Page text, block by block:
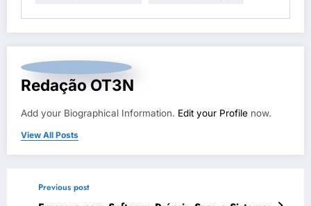
Redação OT3N
Add your Biographical Information. Edit your Profile now.
View All Posts
Previous post